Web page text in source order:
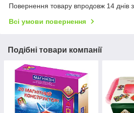
Повернення товару впродовж 14 днів
Всі умови повернення
Подібні товари компанії